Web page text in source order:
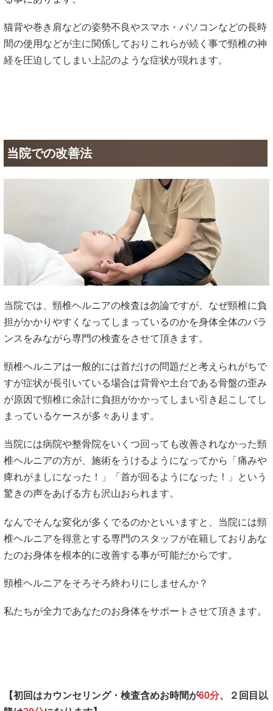
猫背や巻き肩などの姿勢不良やスマホ・パソコンなどの長時
間の使用などが主に関係しておりこれらが続く事で頸椎の神
経を圧迫してしまい上記のような症状が現れます。
当院での改善法
当院では、頸椎ヘルニアの検査は勿論ですが、なぜ頸椎に負
担がかかりやすくなってしまっているのかを身体全体のバラ
ンスをみながら専門の検査をさせて頂きます。
頸椎ヘルニアは一般的には首だけの問題だと考えられがちで
すが症状が長引いている場合は背骨や土台である骨盤の歪み
が原因で頸椎に余計に負担がかかってしまい引き起こしてし
まっているケースが多々あります。
当院には病院や整骨院をいくつ回っても改善されなかった頸
椎ヘルニアの方が、施術をうけるようになってから
「痛みや
痺れがましになった！」「首が回るようになった！
」という
驚きの声をあげる方も沢山おられます。
なんでそんな変化が多くでるのかといいますと、当院には頸
椎ヘルニアを得意とする専門のスタッフが在籍しておりあな
たのお身体を根本的に改善する事が可能だからです。
頸椎ヘルニアをそろそろ終わりにしませんか？
私たちが全力であなたのお身体をサポートさせて頂きます。
【初回はカウンセリング・検査含めお時間が60分、２回目以